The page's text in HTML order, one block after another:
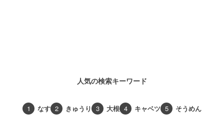
人気の検索キーワード
1 なす 2 きゅうり 3 大根 4 キャベツ 5 そうめん